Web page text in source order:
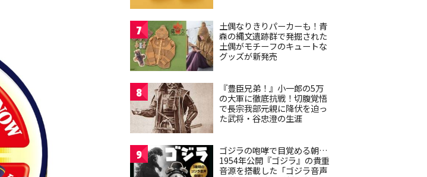
7
土偶なりきりパーカーも！青
森の縄文遺跡群で発掘された
土偶がモチーフのキュートな
グッズが新発売
8
『豊臣兄弟！』小一郎の5万
の大軍に徹底抗戦！切腹覚悟
で長宗我部元親に降伏を迫っ
た武将・谷忠澄の生涯
9
ゴジラの咆哮で目覚める朝…
1954年公開『ゴジラ』の貴重
音源を搭載した「ゴジラ音声